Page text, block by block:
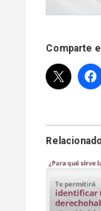
Comparte
Relacionado